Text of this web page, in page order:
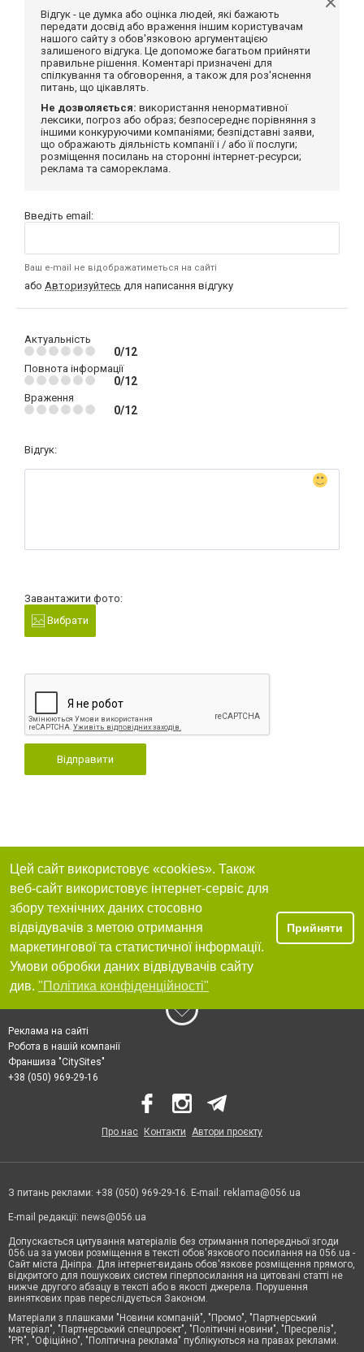
Відгук - це думка або оцінка людей, які бажають
передати досвід або враження іншим користувачам
нашого сайту з обов'язковою аргументацією
залишеного відгука. Це допоможе багатьом прийняти
правильне рішення. Коментарі призначені для
спілкування та обговорення, а також для роз'яснення
питань, що цікавлять.
Не дозволяється: використання ненормативної
лексики, погроз або образ; безпосереднє порівняння з
іншими конкуруючими компаніями; безпідставні заяви,
що ображають діяльність компанії і / або її послуги;
розміщення посилань на сторонні інтернет-ресурси;
реклама та самореклама.
Введіть email:
Ваш e-mail не відображатиметься на сайті
або Авторизуйтесь для написання відгуку
Актуальність
0/12
Повнота інформації
0/12
Враження
0/12
Відгук:
Завантажити фото:
Вибрати
Відправити
Цей сайт використовує «cookies». Також
веб-сайт використовує інтернет-сервіс для
збору технічних даних стосовно
відвідувачів з метою отримання
маркетингової та статистичної інформації.
Умови обробки даних відвідувачів сайту
див. "Політика конфіденційності"
Прийняти
Реклама на сайті
Робота в нашій компанії
Франшиза "CitySites"
+38 (050) 969-29-16
Про нас Контакти Автори проєкту
З питань реклами: +38 (050) 969-29-16. E-mail: reklama@056.ua
E-mail редакції: news@056.ua
Допускається цитування матеріалів без отримання попередньої згоди
056.ua за умови розміщення в тексті обов'язкового посилання на 056.ua -
Сайт міста Дніпра. Для інтернет-видань обов'язкове розміщення прямого,
відкритого для пошукових систем гіперпосилання на цитовані статті не
нижче другого абзацу в тексті або в якості джерела. Порушення
виняткових прав переслідується Законом.
Матеріали з плашками "Новини компаній", "Промо", "Партнерський
матеріал", "Партнерський спецпроєкт", "Політичні новини", "Пресреліз",
"PR", "Офіційно", "Політична реклама" публікуються на правах реклами.